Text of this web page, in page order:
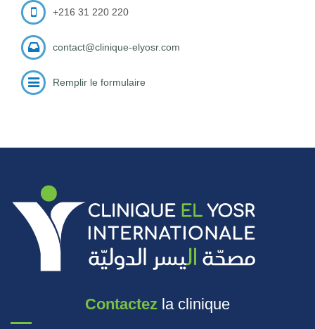
+216 31 220 220
contact@clinique-elyosr.com
Remplir le formulaire
Contactez la clinique